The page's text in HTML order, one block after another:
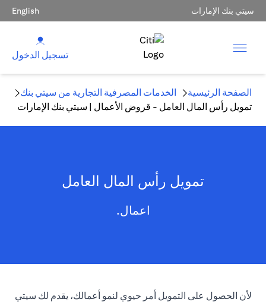
سيتي بنك الإمارات English
تسجيل الدخول
الصفحة الرئيسية
الخدمات المصرفية التجارية من سيتي بنك
تمويل رأس المال العامل - قروض الأعمال | سيتي بنك الإمارات
تمويل رأس المال العامل
اعمال.
لأن الحصول على التمويل أمر حيوي لنمو أعمالك، يقدم لك سيتي